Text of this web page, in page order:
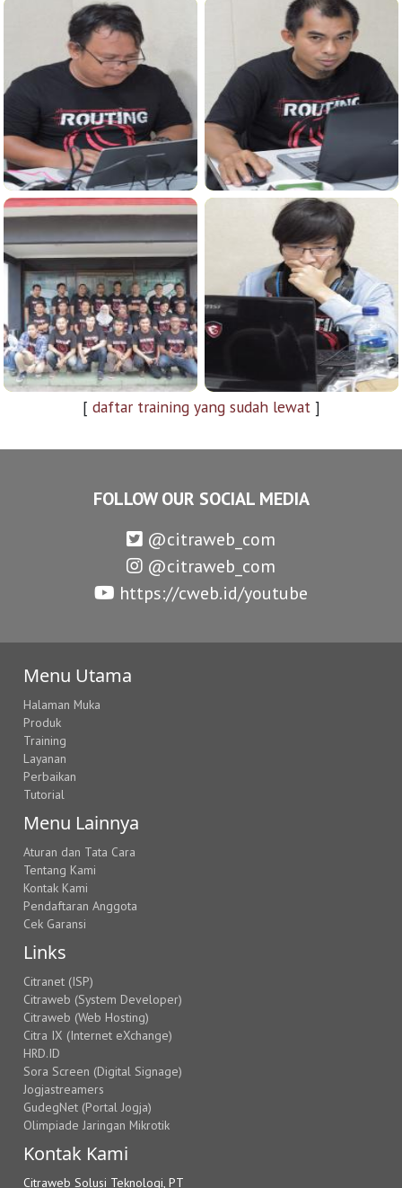
[ daftar training yang sudah lewat]
FOLLOW OUR SOCIAL MEDIA
@citraweb_com
@citraweb_com
https://cweb.id/youtube
Menu Utama
Halaman Muka
Produk
Training
Layanan
Perbaikan
Tutorial
Menu Lainnya
Aturan dan Tata Cara
Tentang Kami
Kontak Kami
Pendaftaran Anggota
Cek Garansi
Links
Citranet (ISP)
Citraweb (System Developer)
Citraweb (Web Hosting)
Citra IX (Internet eXchange)
HRD.ID
Sora Screen (Digital Signage)
Jogjastreamers
GudegNet (Portal Jogja)
Olimpiade Jaringan Mikrotik
Kontak Kami
Citraweb Solusi Teknologi, PT